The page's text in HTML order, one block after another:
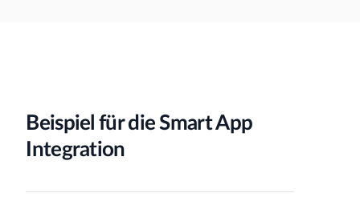
Beispiel für die Smart App
Integration